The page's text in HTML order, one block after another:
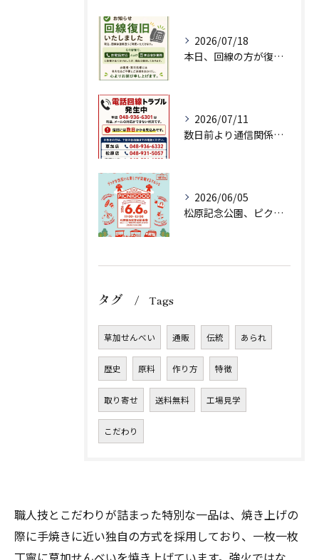
2026/07/18
本日、回線の方が復旧いたしましたのでお知らせいたします。
2026/07/11
数日前より通信関係の調子が悪く、ネット注文、メールでのお問い...
2026/06/05
松原記念公園、ピクニグッド様に初出店させていただきます！
タグ Tags
草加せんべい 通販 伝統 あられ
歴史 原料 作り方 特徴
取り寄せ 送料無料 工場見学
こだわり
職人技とこだわりが詰まった特別な一品は、焼き上げの
際に手焼きに近い独自の方式を採用しており、一枚一枚